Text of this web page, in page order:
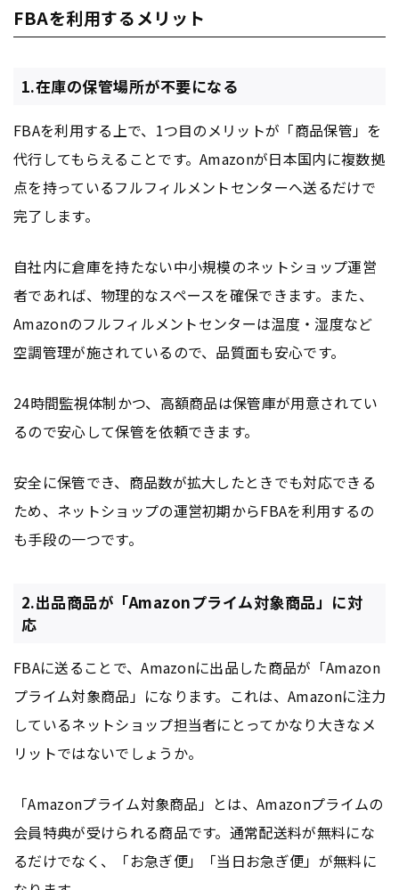
FBAを利用するメリット
1.在庫の保管場所が不要になる
FBAを利用する上で、1つ目のメリットが「商品保管」を
代行してもらえることです。Amazonが日本国内に複数拠
点を持っているフルフィルメントセンターへ送るだけで
完了します。
自社内に倉庫を持たない中小規模のネットショップ運営
者であれば、物理的なスペースを確保できます。また、
Amazonのフルフィルメントセンターは温度・湿度など
空調管理が施されているので、品質面も安心です。
24時間監視体制かつ、高額商品は保管庫が用意されてい
るので安心して保管を依頼できます。
安全に保管でき、商品数が拡大したときでも対応できる
ため、ネットショップの運営初期からFBAを利用するの
も手段の一つです。
2.出品商品が「Amazonプライム対象商品」に対
応
FBAに送ることで、Amazonに出品した商品が「Amazon
プライム対象商品」になります。これは、Amazonに注力
しているネットショップ担当者にとってかなり大きなメ
リットではないでしょうか。
「Amazonプライム対象商品」とは、Amazonプライムの
会員特典が受けられる商品です。通常配送料が無料にな
るだけでなく、「お急ぎ便」「当日お急ぎ便」が無料に